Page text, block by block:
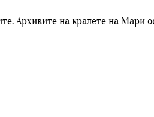
Архивите на кралете на Мари